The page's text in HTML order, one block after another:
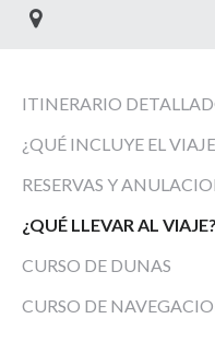
ITINERARIO
¿QUÉ INCLUYE EL
RESERVAS Y
¿QUÉ LLEVAR AL VIAJE?
CURSO DE DUNAS
CURSO DE